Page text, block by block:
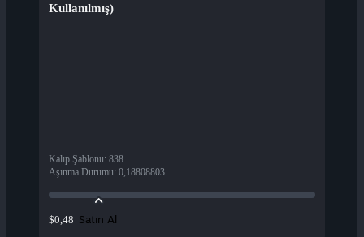
Kullanılmış)
Kalıp Şablonu: 838
Aşınma Durumu: 0,18808803
$0,48 Satın Al